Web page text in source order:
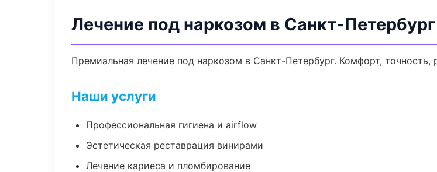
Лечение под наркозом в Санкт-Петербург
Премиальная лечение под наркозом в Санкт-Петербург. Комфорт, точность,
Наши услуги
Профессиональная гигиена и airflow
Эстетическая реставрация винирами
Лечение кариеса и пломбирование